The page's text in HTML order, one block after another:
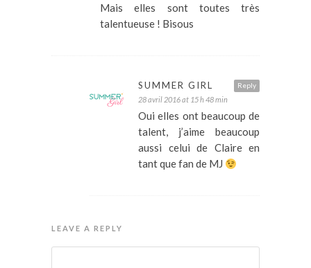
Mais elles sont toutes très
talentueuse ! Bisous
Reply
SUMMER GIRL
28 avril 2016 at 15 h 48 min
Oui elles ont beaucoup de
talent, j’aime beaucoup
aussi celui de Claire en
tant que fan de MJ
LEAVE A REPLY